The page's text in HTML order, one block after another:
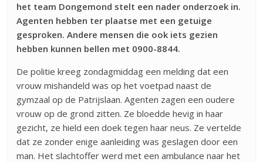
het team Dongemond stelt een nader onderzoek in.
Agenten hebben ter plaatse met een getuige
gesproken. Andere mensen die ook iets gezien
hebben kunnen bellen met 0900-8844.
De politie kreeg zondagmiddag een melding dat een
vrouw mishandeld was op het voetpad naast de
gymzaal op de Patrijslaan. Agenten zagen een oudere
vrouw op de grond zitten. Ze bloedde hevig in haar
gezicht, ze hield een doek tegen haar neus. Ze vertelde
dat ze zonder enige aanleiding was geslagen door een
man. Het slachtoffer werd met een ambulance naar het